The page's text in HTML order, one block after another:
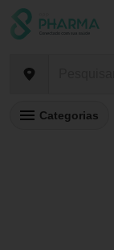
Categorias